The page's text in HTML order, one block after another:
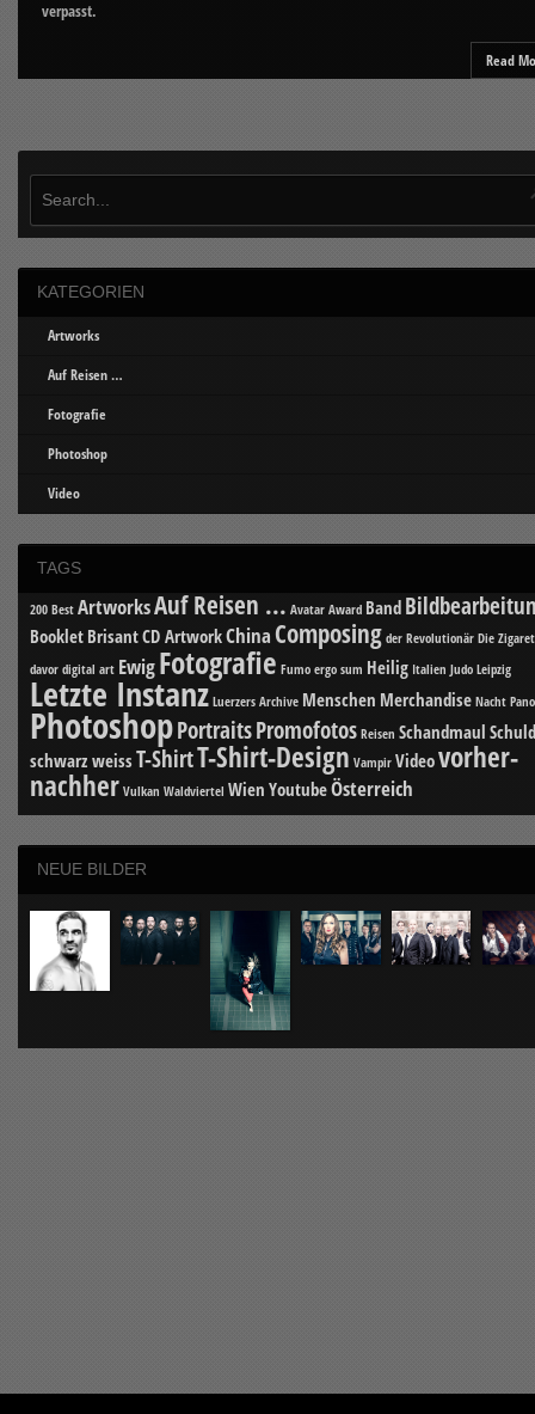
verpasst.
Read
KATEGORIEN
Artworks
Auf Reisen …
Fotografie
Photoshop
Video
TAGS
200 Best ArtworksAuf Reisen ... Avatar Award Band
Booklet BrisantCD ArtworkChinaComposing der Revolutionär Die
davor digital art EwigFotografie Fumo ergo sum Heilig Italien Judo Leipzig
Letzte Instanz Luerzers Archive Menschen Merchandise Nacht
PhotoshopPortraitsPromofotos Reisen Schandmaul
schwarz weissT-ShirtT-Shirt-Design Vampir Videovorher-
nachher Vulkan Waldviertel Wien YoutubeÖsterreich
NEUE BILDER